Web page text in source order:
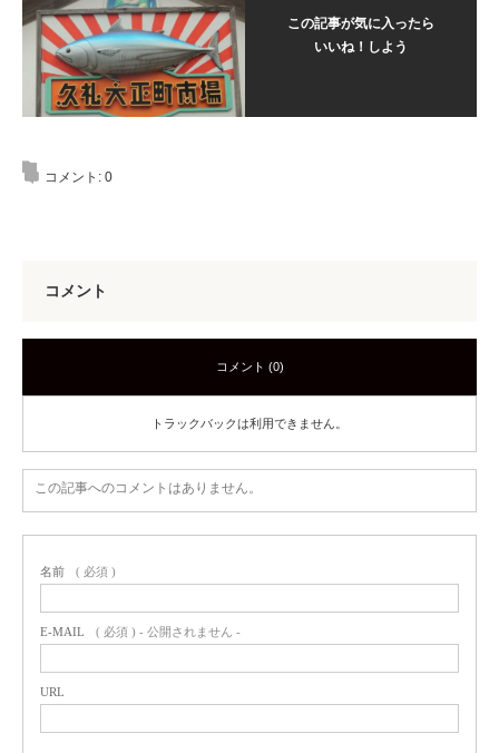
この記事が気に入ったら
いいね！しよう
コメント: 0
コメント
コメント (0)
トラックバックは利用できません。
この記事へのコメントはありません。
名前 ( 必須 )
E-MAIL ( 必須 ) - 公開されません -
URL